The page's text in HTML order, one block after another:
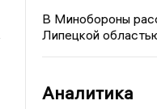
В Минобороны
Липецкой
Аналитика